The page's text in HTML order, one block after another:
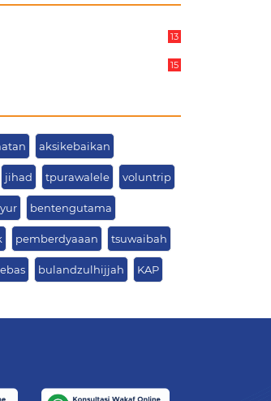
13
15
aksikebaikan
jihad tpurawalele voluntrip
bentengutama
pemberdyaaan tsuwaibah
bulandzulhijjah KAP